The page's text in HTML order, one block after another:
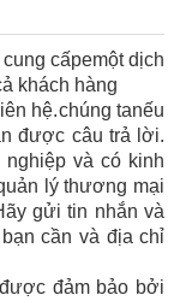
cấpemột dịch
khách hàng
hệ.chúng tanếu
được câu trả lời.
và có kinh
lý thương mại
gửi tin nhắn và
cần và địa chỉ
đảm bảo bởi